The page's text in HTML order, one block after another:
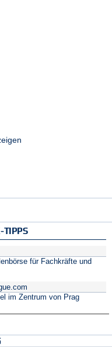
TIPPS
für Fachkräfte und
im Zentrum von Prag